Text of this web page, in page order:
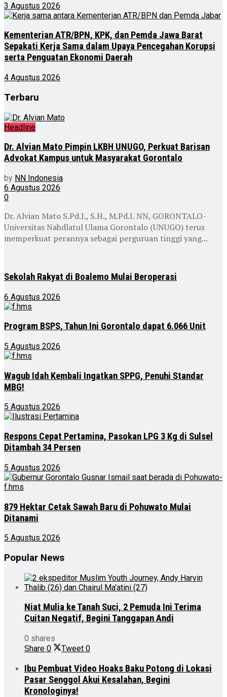
3 Agustus 2026
Kementerian ATR/BPN, KPK, dan Pemda Jawa Barat
Sepakati Kerja Sama dalam Upaya Pencegahan Korupsi
serta Penguatan Ekonomi Daerah
4 Agustus 2026
Terbaru
Headline
Dr. Alvian Mato Pimpin LKBH UNUGO, Perkuat Barisan
Advokat Kampus untuk Masyarakat Gorontalo
by NN Indonesia
6 Agustus 2026
0
Dr. Alvian Mato S.Pd.I., S.H., M.Pd.I. NN, GORONTALO-
Universitas Nahdlatul Ulama Gorontalo (UNUGO) terus
memperkuat perannya sebagai perguruan tinggi yang...
Sekolah Rakyat di Boalemo Mulai Beroperasi
6 Agustus 2026
Program BSPS, Tahun Ini Gorontalo dapat 6.066 Unit
5 Agustus 2026
Wagub Idah Kembali Ingatkan SPPG, Penuhi Standar
MBG!
5 Agustus 2026
Respons Cepat Pertamina, Pasokan LPG 3 Kg di Sulsel
Ditambah 34 Persen
5 Agustus 2026
879 Hektar Cetak Sawah Baru di Pohuwato Mulai
Ditanami
5 Agustus 2026
Popular News
Niat Mulia ke Tanah Suci, 2 Pemuda Ini Terima
Cuitan Negatif, Begini Tanggapan Andi
0 shares
Share 0 Tweet 0
Ibu Pembuat Video Hoaks Baku Potong di Lokasi
Pasar Senggol Akui Kesalahan, Begini
Kronologinya!